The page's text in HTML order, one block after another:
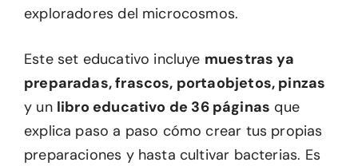
exploradores del microcosmos.
Este set educativo incluye muestras ya
preparadas, frascos, portaobjetos, pinzas
y un libro educativo de 36 páginas que
explica paso a paso cómo crear tus propias
preparaciones y hasta cultivar bacterias. Es